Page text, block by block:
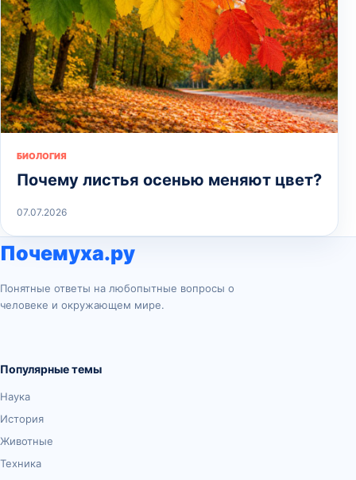
БИОЛОГИЯ
Почему листья осенью меняют цвет?
07.07.2026
Почемуха.ру
Понятные ответы на любопытные вопросы о
человеке и окружающем мире.
Популярные темы
Наука
История
Животные
Техника